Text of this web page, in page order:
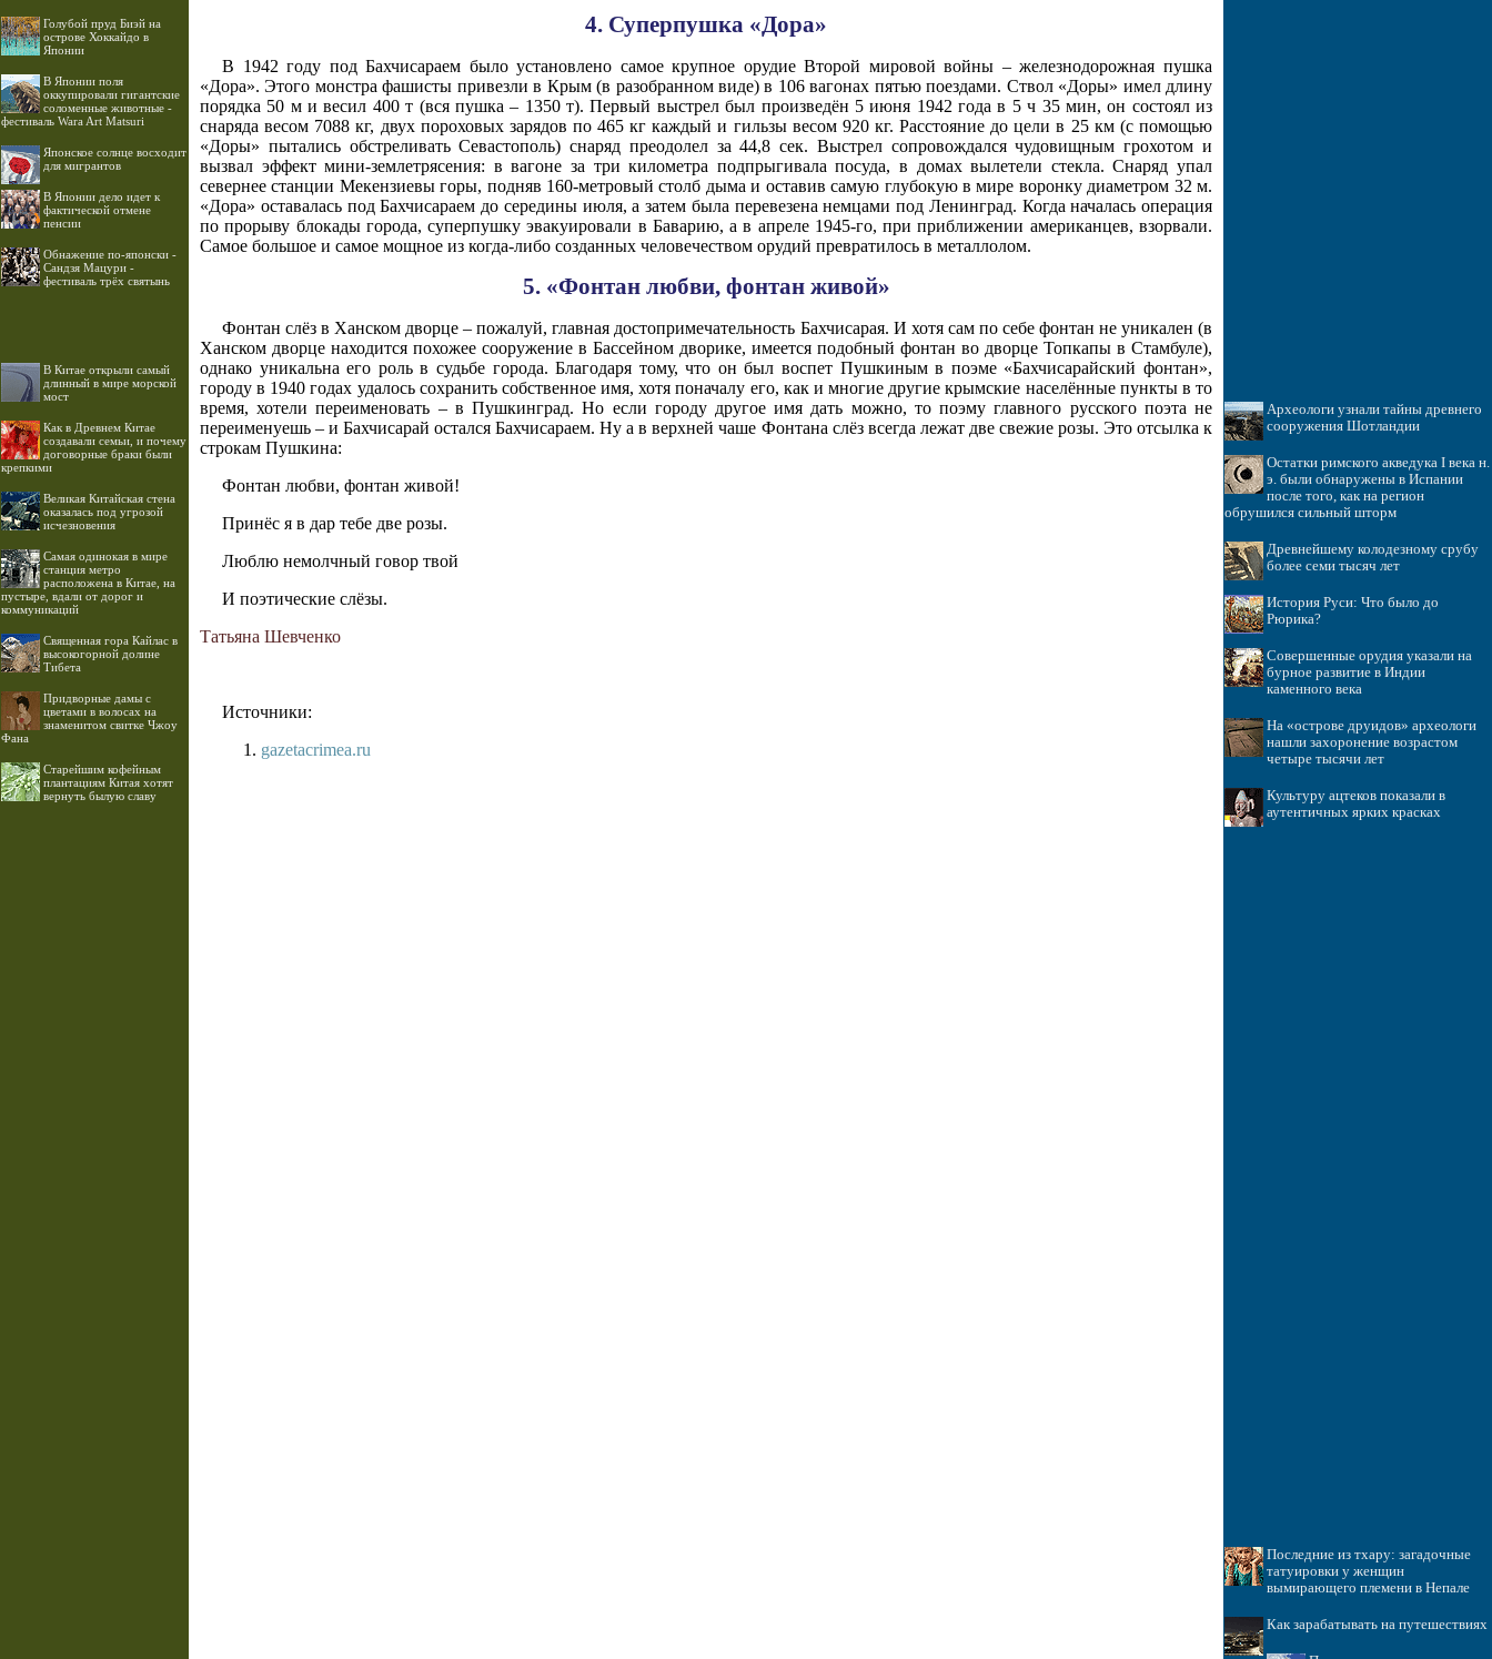
Голубой пруд Биэй на
острове Хоккайдо в
Японии
В Японии поля
оккупировали гигантские
соломенные животные -
фестиваль Wara Art Matsuri
Японское солнце восходит
для мигрантов
В Японии дело идет к
фактической отмене
пенсии
Обнажение по-японски -
Сандзя Мацури -
фестиваль трёх святынь
В Китае открыли самый
длинный в мире морской
мост
Как в Древнем Китае
создавали семьи, и почему
договорные браки были
крепкими
Великая Китайская стена
оказалась под угрозой
исчезновения
Самая одинокая в мире
станция метро
расположена в Китае, на
пустыре, вдали от дорог и
коммуникаций
Священная гора Кайлас в
высокогорной долине
Тибета
Придворные дамы с
цветами в волосах на
знаменитом свитке Чжоу
Фана
Старейшим кофейным
плантациям Китая хотят
вернуть былую славу
4. Суперпушка «Дора»
В 1942 году под Бахчисараем было установлено самое крупное орудие Второй мировой войны – железнодорожная пушка
«Дора». Этого монстра фашисты привезли в Крым (в разобранном виде) в 106 вагонах пятью поездами. Ствол «Доры» имел длину
порядка 50 м и весил 400 т (вся пушка – 1350 т). Первый выстрел был произведён 5 июня 1942 года в 5 ч 35 мин, он состоял из
снаряда весом 7088 кг, двух пороховых зарядов по 465 кг каждый и гильзы весом 920 кг. Расстояние до цели в 25 км (с помощью
«Доры» пытались обстреливать Севастополь) снаряд преодолел за 44,8 сек. Выстрел сопровождался чудовищным грохотом и
вызвал эффект мини-землетрясения: в вагоне за три километра подпрыгивала посуда, в домах вылетели стекла. Снаряд упал
севернее станции Мекензиевы горы, подняв 160-метровый столб дыма и оставив самую глубокую в мире воронку диаметром 32 м.
«Дора» оставалась под Бахчисараем до середины июля, а затем была перевезена немцами под Ленинград. Когда началась операция
по прорыву блокады города, суперпушку эвакуировали в Баварию, а в апреле 1945-го, при приближении американцев, взорвали.
Самое большое и самое мощное из когда-либо созданных человечеством орудий превратилось в металлолом.
5. «Фонтан любви, фонтан живой»
Фонтан слёз в Ханском дворце – пожалуй, главная достопримечательность Бахчисарая. И хотя сам по себе фонтан не уникален (в
Ханском дворце находится похожее сооружение в Бассейном дворике, имеется подобный фонтан во дворце Топкапы в Стамбуле),
однако уникальна его роль в судьбе города. Благодаря тому, что он был воспет Пушкиным в поэме «Бахчисарайский фонтан»,
городу в 1940 годах удалось сохранить собственное имя, хотя поначалу его, как и многие другие крымские населённые пункты в то
время, хотели переименовать – в Пушкинград. Но если городу другое имя дать можно, то поэму главного русского поэта не
переименуешь – и Бахчисарай остался Бахчисараем. Ну а в верхней чаше Фонтана слёз всегда лежат две свежие розы. Это отсылка к
строкам Пушкина:
Фонтан любви, фонтан живой!
Принёс я в дар тебе две розы.
Люблю немолчный говор твой
И поэтические слёзы.
Татьяна Шевченко
Источники:
gazetacrimea.ru
Археологи узнали тайны древнего
сооружения Шотландии
Остатки римского акведука I века н.
э. были обнаружены в Испании
после того, как на регион
обрушился сильный шторм
Древнейшему колодезному срубу
более семи тысяч лет
История Руси: Что было до
Рюрика?
Совершенные орудия указали на
бурное развитие в Индии
каменного века
На «острове друидов» археологи
нашли захоронение возрастом
четыре тысячи лет
Культуру ацтеков показали в
аутентичных ярких красках
Последние из тхару: загадочные
татуировки у женщин
вымирающего племени в Непале
Как зарабатывать на путешествиях